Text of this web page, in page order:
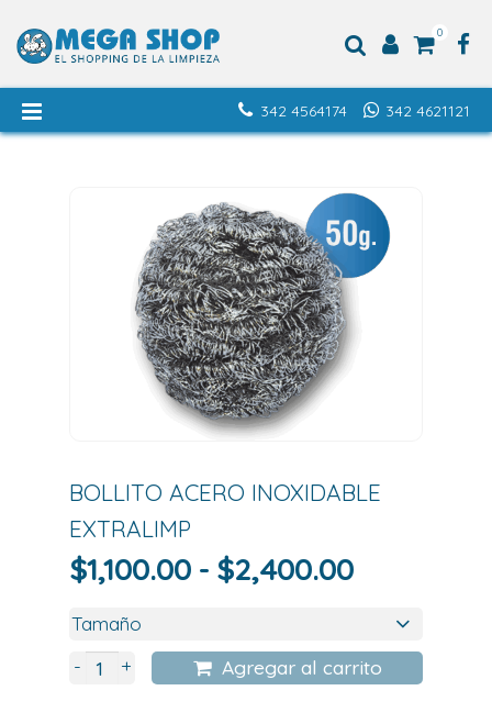
0
342 4621121
342 4564174
BOLLITO ACERO INOXIDABLE
EXTRALIMP
$1,100.00 - $2,400.00Rango
precios:
desde
- + Agregar al carrito